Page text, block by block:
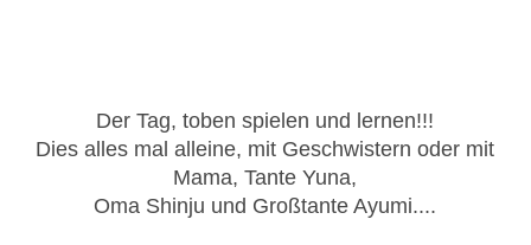
Der Tag, toben spielen und lernen!!!
Dies alles mal alleine, mit Geschwistern oder mit
Mama, Tante Yuna,
Oma Shinju und Großtante Ayumi....